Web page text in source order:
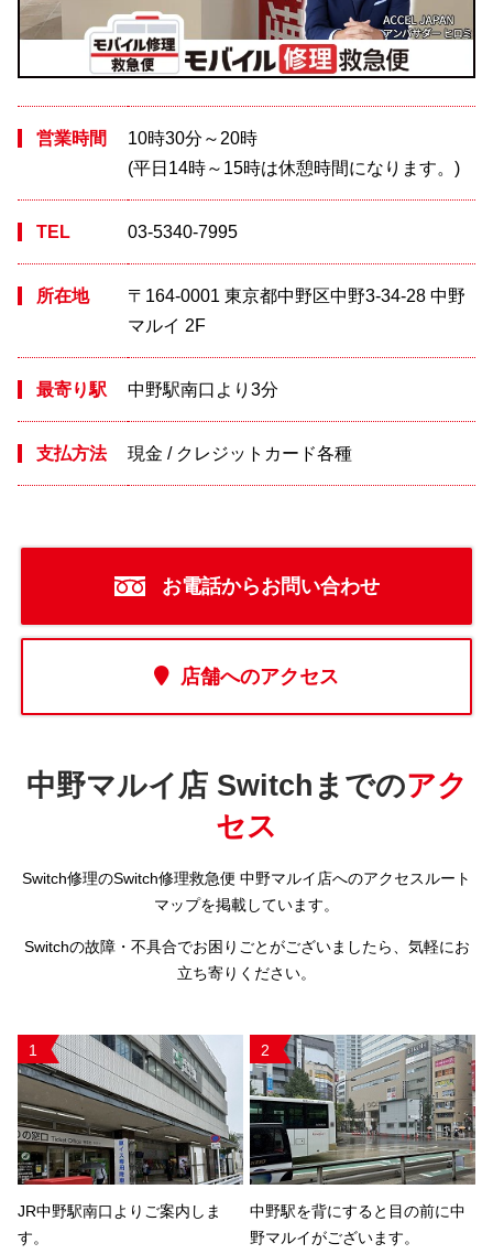
営業時間
10時30分～20時
(平日14時～15時は休憩時間になります。)
TEL 03-5340-7995
所在地
〒164-0001 東京都中野区中野3-34-28 中野
マルイ 2F
最寄り駅 中野駅南口より3分
支払方法 現金 / クレジットカード各種
お電話からお問い合わせ
店舗へのアクセス
中野マルイ店 Switchまでのアク
セス
Switch修理のSwitch修理救急便 中野マルイ店へのアクセスルート
マップを掲載しています。
Switchの故障・不具合でお困りごとがございましたら、気軽にお
立ち寄りください。
1
JR中野駅南口よりご案内しま
す。
2
中野駅を背にすると目の前に中
野マルイがございます。